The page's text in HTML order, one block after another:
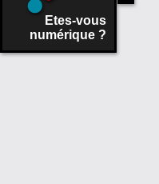
Etes-vous
numérique ?